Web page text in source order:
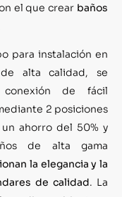
el que crear baños
para instalación en
alta calidad, se
de fácil
2 posiciones
ahorro del 50% y
de alta gama
la elegancia y la
de calidad. La